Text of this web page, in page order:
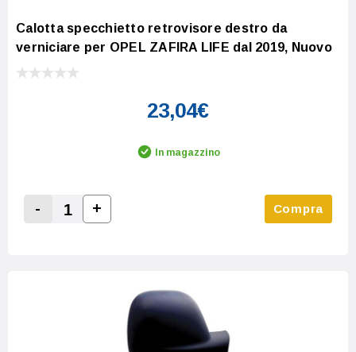
Calotta specchietto retrovisore destro da
verniciare per OPEL ZAFIRA LIFE dal 2019, Nuovo
23,04€
In magazzino
Decrease Quantity:
-
Increase Quantity:
+ Compra